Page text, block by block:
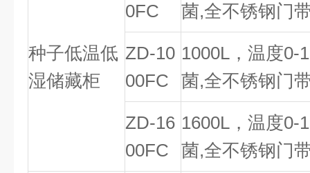
种子低温低
湿储藏柜
0FC
菌,全不锈钢门
ZD-10
00FC
1000L，温度0-
菌,全不锈钢门
ZD-16
00FC
1600L，温度0-
菌,全不锈钢门